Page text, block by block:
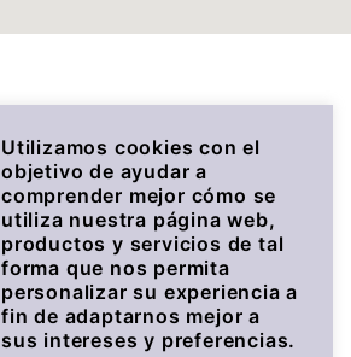
Utilizamos cookies con el
objetivo de ayudar a
comprender mejor cómo se
utiliza nuestra página web,
productos y servicios de tal
forma que nos permita
personalizar su experiencia a
fin de adaptarnos mejor a
sus intereses y preferencias.